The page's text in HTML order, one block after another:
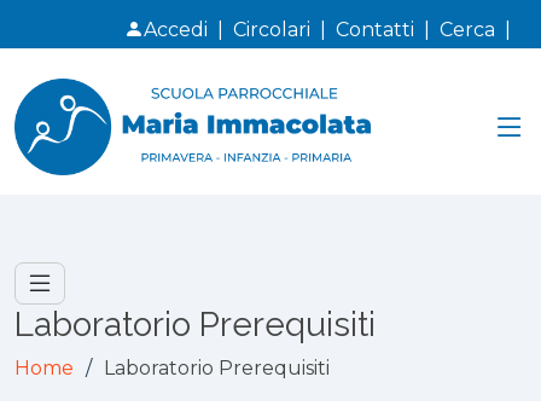
Accedi Circolari Contatti Cerca
Laboratorio Prerequisiti
Home Laboratorio Prerequisiti